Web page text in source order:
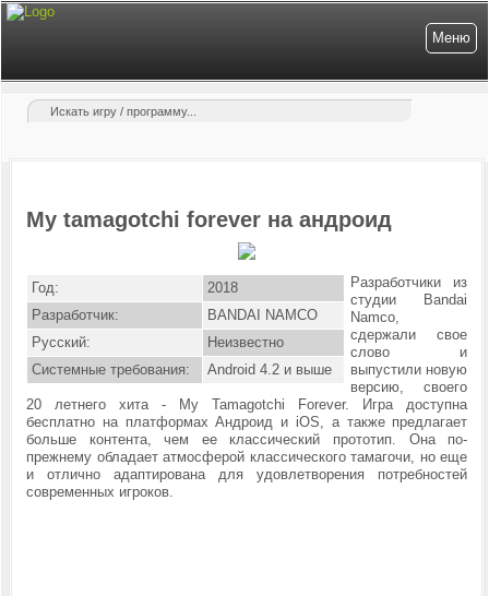
Меню
My tamagotchi forever на андроид
Год:
2018
Разработчик:
BANDAI NAMCO
Русский:
Неизвестно
Системные требования:
Android 4.2 и выше
Разработчики из
студии Bandai
Namco,
сдержали свое
слово и
выпустили новую
версию, своего
20 летнего хита - My Tamagotchi Forever. Игра доступна
бесплатно на платформах Андроид и iOS, а также предлагает
больше контента, чем ее классический прототип. Она по-
прежнему обладает атмосферой классического тамагочи, но еще
и отлично адаптирована для удовлетворения потребностей
современных игроков.